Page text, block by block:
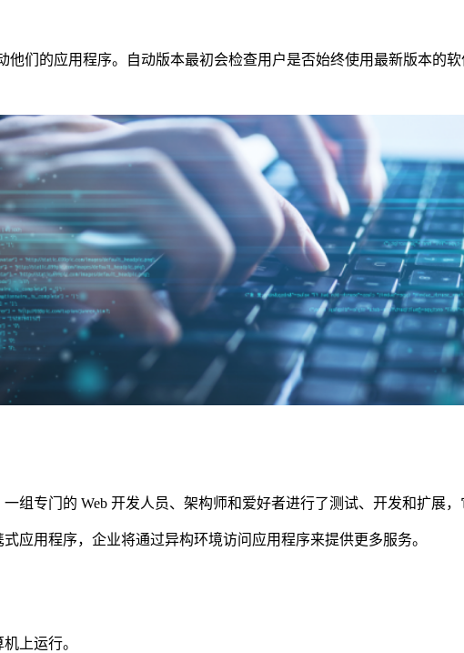
们的应用程序。自动版本最初会检查用户是否始终使用最新版本的软
专门的 Web 开发人员、架构师和爱好者进行了测试、开发和扩展，
用程序，企业将通过异构环境访问应用程序来提供更多服务。
上运行。